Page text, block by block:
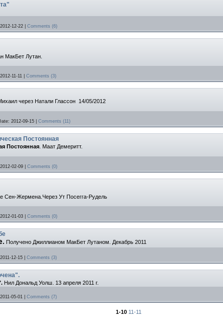
2012-12-22 Comments (6)
МакБет Лутан.
2012-11-11 Comments (3)
через Натали Глассон 14/05/2012
2012-09-15 Comments (11)
Постоянная
Постоянная . Маат Демеритт.
2012-02-09 Comments (0)
Сен-Жермена.Через Ут Посегга-Рудель
2012-01-03 Comments (0)
Получено Джиллианом МакБет Лутаном. Декабрь 2011
2011-12-15 Comments (3)
Нил Дональд Уолш. 13 апреля 2011 г.
2011-05-01 Comments (7)
1-10 11-11